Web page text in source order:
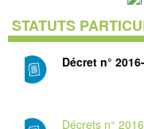
STATUTS
Décret n°
Décrets n°